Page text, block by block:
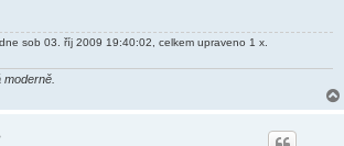
dne sob 03. říj 2009 19:40:02, celkem upraveno 1 x.